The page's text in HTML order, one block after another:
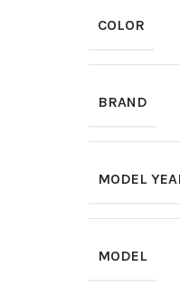
COLOR
BRAND
MODEL
MODEL